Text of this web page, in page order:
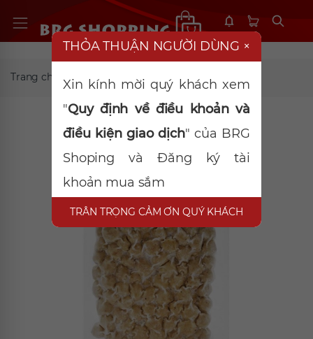
Trang chủ TP đông lạnh Bò viên 500gr
THỎA THUẬN NGƯỜI DÙNG ×
Xin kính mời quý khách xem
"Quy định về điều khoản và
điều kiện giao dịch" của BRG
Shoping và Đăng ký tài
khoản mua sắm
TRÂN TRỌNG CẢM ƠN QUÝ KHÁCH